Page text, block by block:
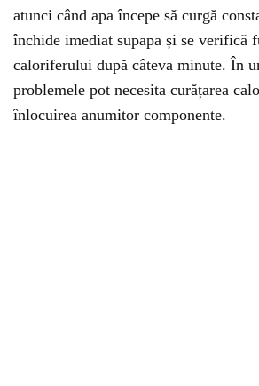
atunci când apa începe să curgă
închide imediat supapa și se verifică
caloriferului după câteva minute. În
problemele pot necesita curățarea
înlocuirea anumitor componente.